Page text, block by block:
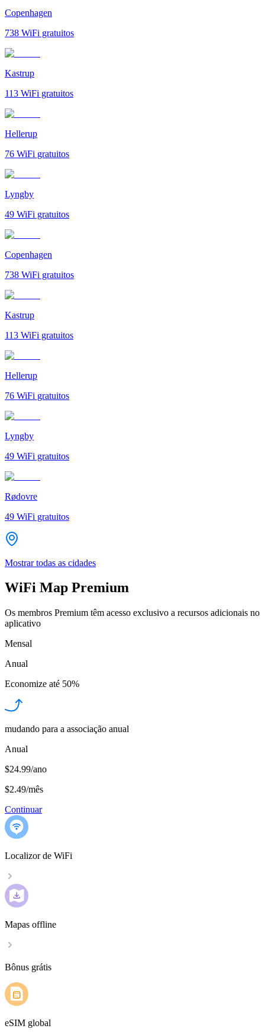
Copenhagen
738 WiFi gratuitos
Kastrup
113 WiFi gratuitos
Hellerup
76 WiFi gratuitos
Lyngby
49 WiFi gratuitos
Copenhagen
738 WiFi gratuitos
Kastrup
113 WiFi gratuitos
Hellerup
76 WiFi gratuitos
Lyngby
49 WiFi gratuitos
Rødovre
49 WiFi gratuitos
Mostrar todas as cidades
WiFi Map Premium
Os membros Premium têm acesso exclusivo a recursos adicionais no
aplicativo
Mensal
Anual
Economize até 50%
mudando para a associação anual
Anual
$24.99/ano
$2.49/mês
Continuar
Localizor de WiFi
Mapas offline
Bônus grátis
eSIM global